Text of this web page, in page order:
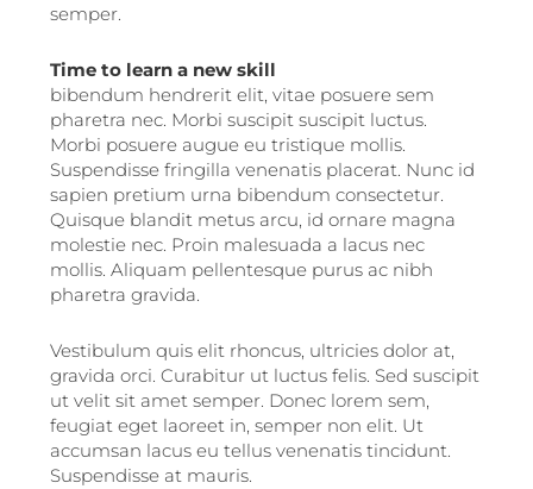
semper.
Time to learn a new skill
bibendum hendrerit elit, vitae posuere sem
pharetra nec. Morbi suscipit suscipit luctus.
Morbi posuere augue eu tristique mollis.
Suspendisse fringilla venenatis placerat. Nunc id
sapien pretium urna bibendum consectetur.
Quisque blandit metus arcu, id ornare magna
molestie nec. Proin malesuada a lacus nec
mollis. Aliquam pellentesque purus ac nibh
pharetra gravida.
Vestibulum quis elit rhoncus, ultricies dolor at,
gravida orci. Curabitur ut luctus felis. Sed suscipit
ut velit sit amet semper. Donec lorem sem,
feugiat eget laoreet in, semper non elit. Ut
accumsan lacus eu tellus venenatis tincidunt.
Suspendisse at mauris.